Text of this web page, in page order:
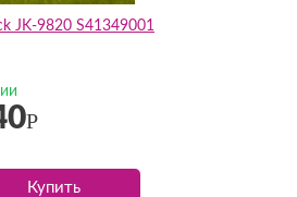
JK-9820 S41349001
Р
Купить